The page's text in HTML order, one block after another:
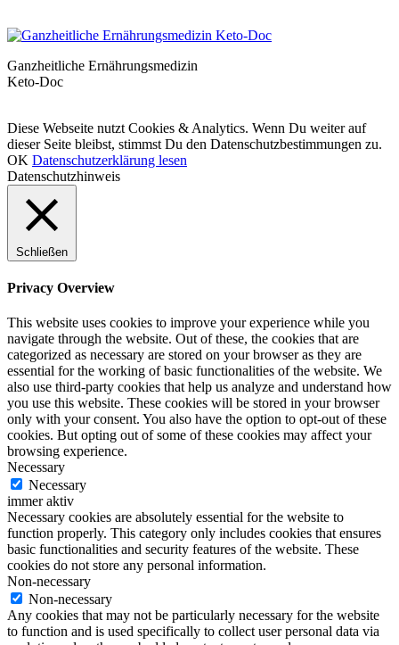
Ganzheitliche Ernährungsmedizin
Keto-Doc
Diese Webseite nutzt Cookies & Analytics. Wenn Du weiter auf
dieser Seite bleibst, stimmst Du den Datenschutzbestimmungen zu.
OK Datenschutzerklärung lesen
Datenschutzhinweis
Schließen
Privacy Overview
This website uses cookies to improve your experience while you
navigate through the website. Out of these, the cookies that are
categorized as necessary are stored on your browser as they are
essential for the working of basic functionalities of the website. We
also use third-party cookies that help us analyze and understand how
you use this website. These cookies will be stored in your browser
only with your consent. You also have the option to opt-out of these
cookies. But opting out of some of these cookies may affect your
browsing experience.
Necessary
Necessary
immer aktiv
Necessary cookies are absolutely essential for the website to
function properly. This category only includes cookies that ensures
basic functionalities and security features of the website. These
cookies do not store any personal information.
Non-necessary
Non-necessary
Any cookies that may not be particularly necessary for the website
to function and is used specifically to collect user personal data via